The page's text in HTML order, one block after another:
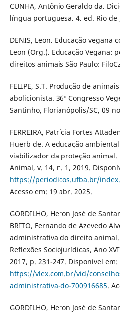
CUNHA, Antônio Geraldo da.
língua portuguesa. 4. ed. Rio de
DENIS, Leon. Educação vegana
Leon (Org.). Educação Vegana:
direitos animais São Paulo:
FELIPE, S.T. Produção de
abolicionista. 36º Congresso
Santinho, Florianópolis/SC, 09
FERREIRA, Patrícia Fortes
Huerb de. A educação
viabilizador da proteção animal.
Animal, v. 14, n. 1, 2019.
https://periodicos.ufba.br/
Acesso em: 19 abr. 2025.
GORDILHO, Heron José de
BRITO, Fernando de Azevedo
administrativa do direito animal.
Reflexões Sociojurídicas, Ano
2017, p. 231-247. Disponível em:
https://vlex.com.br/vid/
administrativa-do-700916685.
GORDILHO, Heron José de